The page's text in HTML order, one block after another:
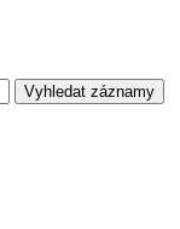
Vyhledat záznamy